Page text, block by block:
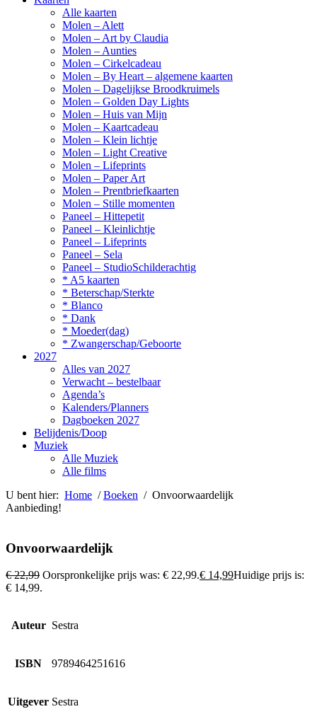
Alle kaarten
Molen – Alett
Molen – Art by Claudia
Molen – Aunties
Molen – Cirkelcadeau
Molen – By Heart – algemene kaarten
Molen – Dagelijkse Broodkruimels
Molen – Golden Day Lights
Molen – Huis van Mijn
Molen – Kaartcadeau
Molen – Klein lichtje
Molen – Light Creative
Molen – Lifeprints
Molen – Paper Art
Molen – Prentbriefkaarten
Molen – Stille momenten
Paneel – Hittepetit
Paneel – Kleinlichtje
Paneel – Lifeprints
Paneel – Sela
Paneel – StudioSchilderachtig
* A5 kaarten
* Beterschap/Sterkte
* Blanco
* Dank
* Moeder(dag)
* Zwangerschap/Geboorte
2027
Alles van 2027
Verwacht – bestelbaar
Agenda’s
Kalenders/Planners
Dagboeken 2027
Belijdenis/Doop
Muziek
Alle Muziek
Alle films
U bent hier: Home /Boeken / Onvoorwaardelijk
Aanbieding!
Onvoorwaardelijk
€22,99 Oorspronkelijke prijs was: € 22,99.€ 14,99Huidige prijs is:
€ 14,99.
Auteur Sestra
ISBN 9789464251616
Uitgever Sestra